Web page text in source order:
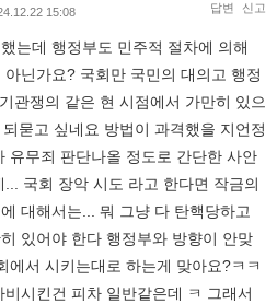
15:08 답변 신고
는데 행정부도 민주적 절차에 의해
아닌가요? 국회만 국민의 대의고 행정
관쟁의 같은 현 시점에서 가만히 있으
묻고 싶네요 방법이 과격했을 지언정
유무죄 판단나올 정도로 간단한 사안
... 국회 장악 시도 라고 한다면 작금의
대해서는... 뭐 그냥 다 탄핵당하고
있어야 한다 행정부와 방향이 안맞
에서 시키는대로 하는게 맞아요?ㅋㅋ
비시킨건 피차 일반같은데 ㅋ 그래서